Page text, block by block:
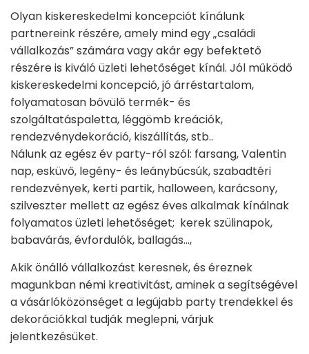
Olyan kiskereskedelmi koncepciót kínálunk
partnereink részére, amely mind egy „családi
vállalkozás” számára vagy akár egy befektető
részére is kiváló üzleti lehetőséget kínál. Jól működő
kiskereskedelmi koncepció, jó árréstartalom,
folyamatosan bővülő termék- és
szolgáltatáspaletta, léggömb kreációk,
rendezvénydekoráció, kiszállítás, stb..
Nálunk az egész év party-ról szól: farsang, Valentin
nap, esküvő, legény- és leánybúcsúk, szabadtéri
rendezvények, kerti partik, halloween, karácsony,
szilveszter mellett az egész éves alkalmak kínálnak
folyamatos üzleti lehetőséget; kerek szülinapok,
babavárás, évfordulók, ballagás…,
Akik önálló vállalkozást keresnek, és éreznek
magunkban némi kreativitást, aminek a segítségével
a vásárlóközönséget a legújabb party trendekkel és
dekorációkkal tudják meglepni, várjuk
jelentkezésüket.